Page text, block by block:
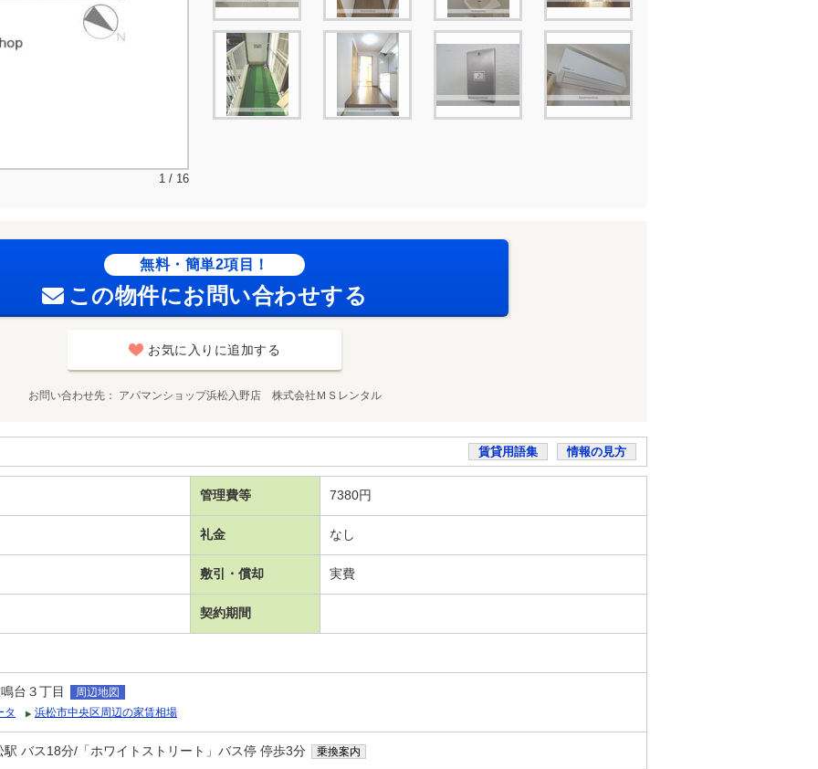
1 / 16
無料・簡単2項目！
この物件にお問い合わせする
お気に入りに追加する
お問い合わせ先 アパマンショップ浜松入野店 株式会社ＭＳレンタル
賃貸用語集 情報の見方
管理費等 7380円
礼金 なし
敷引・償却 実費
契約期間
台３丁目
周辺地図
タ
浜松市中央区周辺の家賃相場
バス18分/「ホワイトストリート」バス停 停歩3分 乗換案内